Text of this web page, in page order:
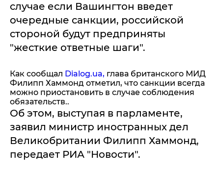
случае если Вашингтон введет
очередные санкции, российской
стороной будут предприняты
"жесткие ответные шаги".
Как сообщал Dialog.ua, глава британского МИД
Филипп Хаммонд отметил, что санкции всегда
можно приостановить в случае соблюдения
обязательств..
Об этом, выступая в парламенте,
заявил министр иностранных дел
Великобритании Филипп Хаммонд,
передает РИА "Новости".